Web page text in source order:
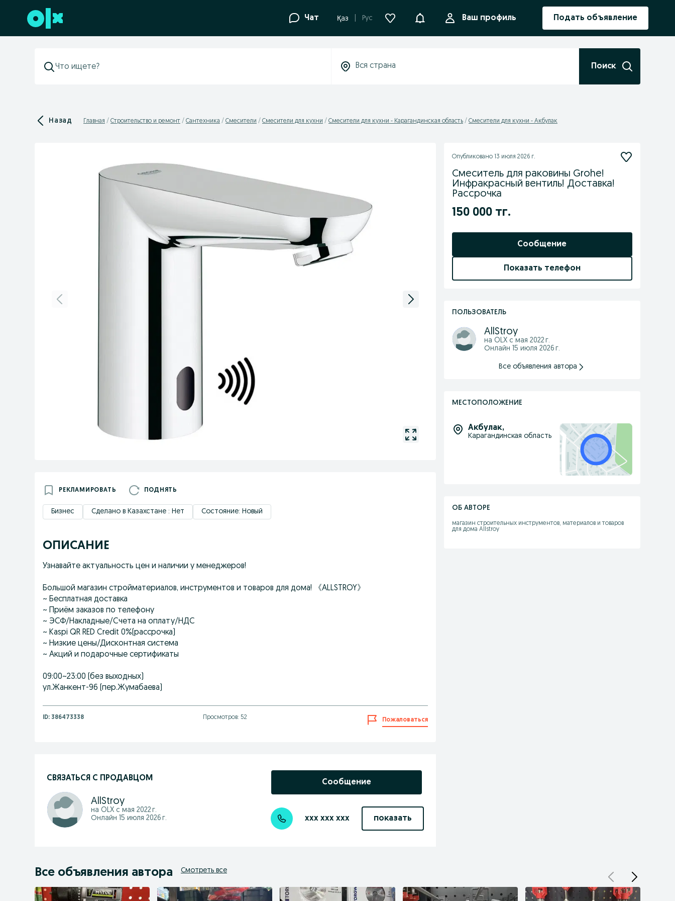
Перейти к нижнему колонтитулу Чат Қаз Рус УведомленияВаш профиль Подать объявление
Поиск
Назад Главная Строительство и ремонт Сантехника Смесители Смесители для кухни Смесители для кухни - Карагандинская область Смесители для кухни - Акбулак
РЕКЛАМИРОВАТЬ ПОДНЯТЬ
Бизнес Сделано в Казахстане : Нет Состояние: Новый
ОПИСАНИЕ
Узнавайте актуальность цен и наличии у менеджеров!
Большой магазин стройматериалов, инструментов и товаров для дома! 《ALLSTROY》
~ Бесплатная доставка
~ Приём заказов по телефону
~ ЭСФ/Накладные/Счета на оплату/НДС
~ Kaspi QR RED Credit 0%(рассрочка)
~ Низкие цены/Дисконтная система
~ Акций и подарочные сертификаты
09:00~23:00 (без выходных)
ул.Жанкент-96 (пер.Жумабаева)
ID: 386473338 Просмотров: 52 Пожаловаться
СВЯЗАТЬСЯ С ПРОДАВЦОМ
AllStroy
на OLX с мая 2022 г.
Онлайн 15 июля 2026 г.
Сообщение
xxx xxx xxx показать
Опубликовано 13 июля 2026 г.
Смеситель для раковины Grohe!
Инфракрасный вентиль! Доставка!
Рассрочка
150 000 тг.
Сообщение
Показать телефон
ПОЛЬЗОВАТЕЛЬ
AllStroy
на OLX с мая 2022 г.
Онлайн 15 июля 2026 г.
Все объявления автора
МЕСТОПОЛОЖЕНИЕ
Акбулак,
Карагандинская область
ОБ АВТОРЕ
магазин строительных инструментов, материалов и товаров
для дома Allstroy
Все объявления автора Смотреть все